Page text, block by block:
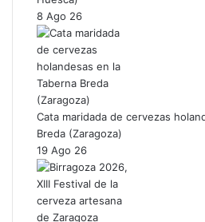
8 Ago 26
Cata maridada de cervezas
Breda (Zaragoza)
19 Ago 26